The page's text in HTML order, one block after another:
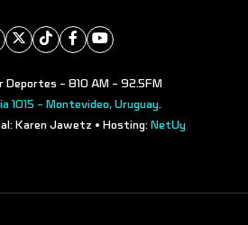
Deportes - 810 AM - 92.5FM
1015 - Montevideo, Uruguay.
Karen Jawetz • Hosting: NetUy